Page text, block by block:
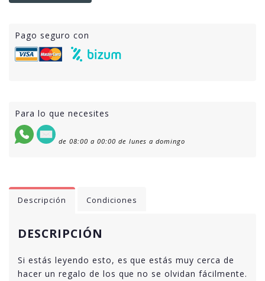
Pago seguro con
Para lo que necesites
de 08:00 a 00:00 de lunes a domingo
Descripción Condiciones
DESCRIPCIÓN
Si estás leyendo esto, es que estás muy cerca de
hacer un regalo de los que no se olvidan fácilmente.